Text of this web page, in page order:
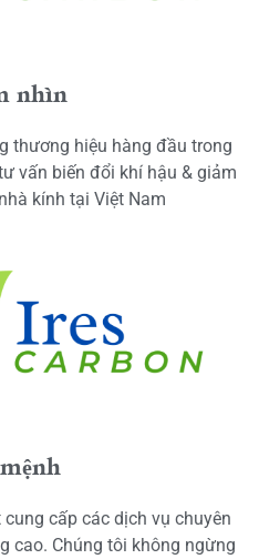
nhìn
thương hiệu hàng đầu trong
vấn biến đổi khí hậu & giảm
kính tại Việt Nam
cấp các dịch vụ chuyên
cao. Chúng tôi không ngừng